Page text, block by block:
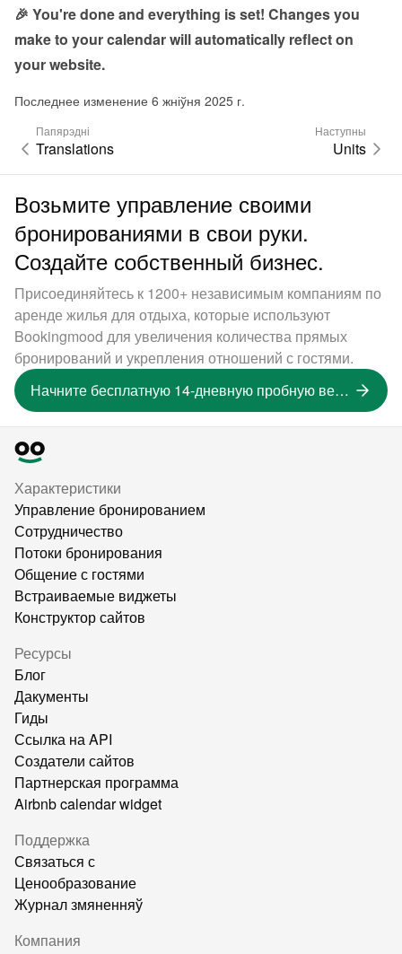
🎉 You're done and everything is set! Changes you
make to your calendar will automatically reflect on
your website.
Последнее изменение 6 жніўня 2025 г.
Папярэдні
Translations
Наступны
Units
Возьмите управление своими
бронированиями в свои руки.
Создайте собственный бизнес.
Присоединяйтесь к 1200+ независимым компаниям по
аренде жилья для отдыха, которые используют
Bookingmood для увеличения количества прямых
бронирований и укрепления отношений с гостями.
Начните бесплатную 14-дневную пробную версию
Характеристики
Управление бронированием
Сотрудничество
Потоки бронирования
Общение с гостями
Встраиваемые виджеты
Конструктор сайтов
Ресурсы
Блог
Дакументы
Гиды
Ссылка на API
Создатели сайтов
Партнерская программа
Airbnb calendar widget
Поддержка
Связаться с
Ценообразование
Журнал змяненняў
Компания